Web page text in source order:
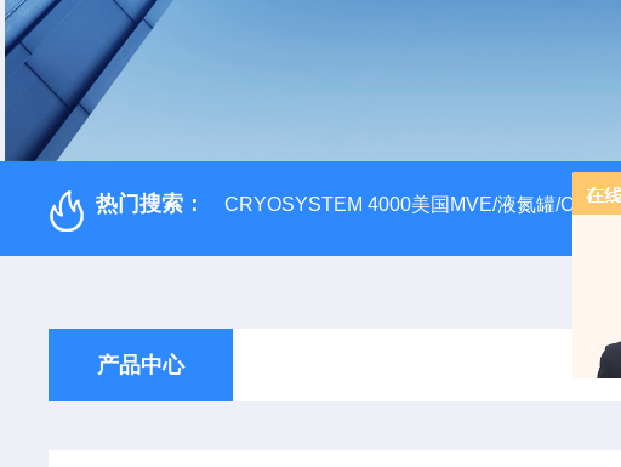
热门搜索： CRYOSYSTEM 4000美国MVE/液氮罐/
产品中心